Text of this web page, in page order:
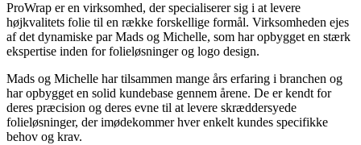
ProWrap er en virksomhed, der specialiserer sig i at levere
højkvalitets folie til en række forskellige formål. Virksomheden ejes
af det dynamiske par Mads og Michelle, som har opbygget en stærk
ekspertise inden for folieløsninger og logo design.
Mads og Michelle har tilsammen mange års erfaring i branchen og
har opbygget en solid kundebase gennem årene. De er kendt for
deres præcision og deres evne til at levere skræddersyede
folieløsninger, der imødekommer hver enkelt kundes specifikke
behov og krav.